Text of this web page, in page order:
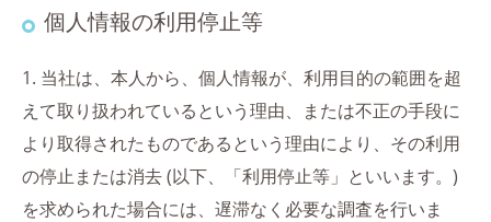
個人情報の利用停止等
1. 当社は、本人から、個人情報が、利用目的の範囲を超
えて取り扱われているという理由、または不正の手段に
より取得されたものであるという理由により、その利用
の停止または消去 (以下、「利用停止等」といいます。)
を求められた場合には、遅滞なく必要な調査を行いま